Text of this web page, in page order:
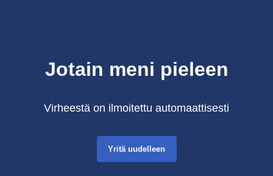
Jotain meni pieleen
Virheestä on ilmoitettu automaattisesti
Yritä uudelleen